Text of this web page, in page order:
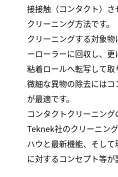
接接触（コンタクト）さ
クリーニング方法です。
クリーニングする対象
ーローラーに回収し、
粘着ロールへ転写して取
微細な異物の除去には
が最適です。
コンタクトクリーニン
Teknek社のクリーニン
ハウと最新機能、そし
に対するコンセプト等が